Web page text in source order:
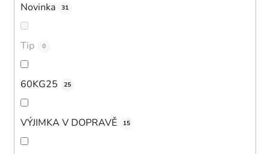
Novinka 31
Tip 0
60KG25 25
VÝJIMKA V DOPRAVĚ 15